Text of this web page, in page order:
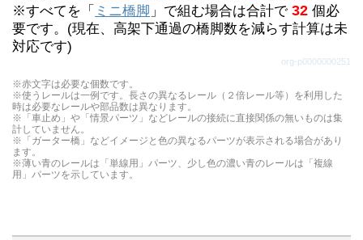
基地専用のストップレール２個を使って車両基地を
作るのが一般的です。セットには他直線レール(グ
レー)、車止め(グレー)等が含まれています。
レイアウトを作る場合に使用されていた曲線レール
で、複線外側曲線レール（R-09）の古いタイプで
す。曲線の半径も複線外側曲線レール（R-09）よ
りも大きく曲がります。
※すべてを「 ミニ橋脚 」で組む場合は合計で 32 個必
要です。(現在、高架下通過の橋脚数を減らす計算は未
対応です)
org-p0000000251
※赤文字は必要な個数です。
※使うレールは一例です。長さの異なるレール（２倍レール等）を利用した
時は必要なレールや部品数は異なります。
※「車止め」や「情景パーツ」などレールの接続に直接関係の無いものは集
計していません。
※「ガーター橋」などイメージと色の異なるパーツが表示される場合があり
ます。
※薄い青のレールは「単線用」パーツ、少し色の濃い青のレールは「複線
用」パーツを示しています。